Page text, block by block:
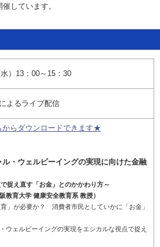
について
へ
しています。
）13：00～15：30
よるライブ配信
らダウンロードできます★
ル・ウェルビーイングの実現に向けた金融
捉え直す「お金」とのかかわり方～
教育大学 健康安全教育系 教授）
」が必要か？ 消費者市民としていかに「お金」
ウェルビーイングの実現をエシカルな視点で捉え